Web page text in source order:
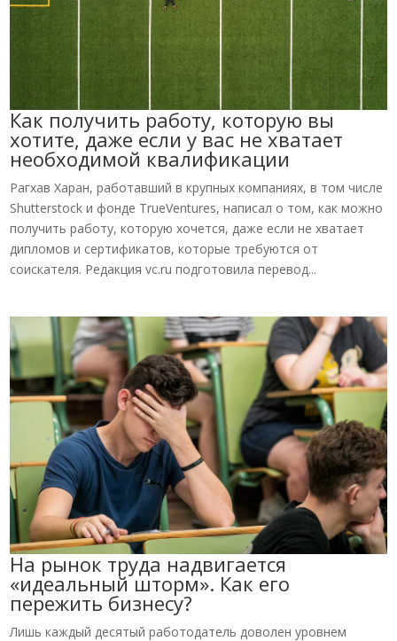
Как получить работу, которую вы
хотите, даже если у вас не хватает
необходимой квалификации
Рагхав Харан, работавший в крупных компаниях, в том числе
Shutterstock и фонде TrueVentures, написал о том, как можно
получить работу, которую хочется, даже если не хватает
дипломов и сертификатов, которые требуются от
соискателя. Редакция vc.ru подготовила перевод...
На рынок труда надвигается
«идеальный шторм». Как его
пережить бизнесу?
Лишь каждый десятый работодатель доволен уровнем